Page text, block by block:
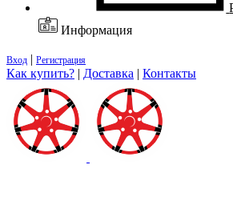
Информация
Вход | Регистрация
Как купить? | Доставка | Контакты